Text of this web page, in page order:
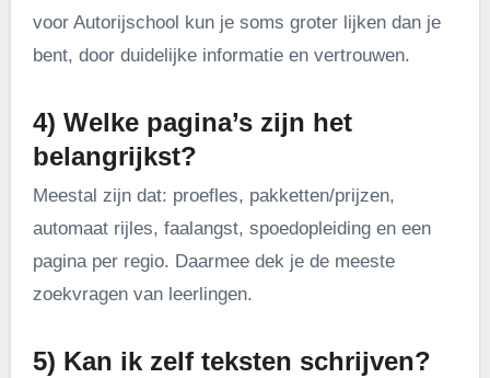
voor Autorijschool kun je soms groter lijken dan je
bent, door duidelijke informatie en vertrouwen.
4) Welke pagina’s zijn het
belangrijkst?
Meestal zijn dat: proefles, pakketten/prijzen,
automaat rijles, faalangst, spoedopleiding en een
pagina per regio. Daarmee dek je de meeste
zoekvragen van leerlingen.
5) Kan ik zelf teksten schrijven?